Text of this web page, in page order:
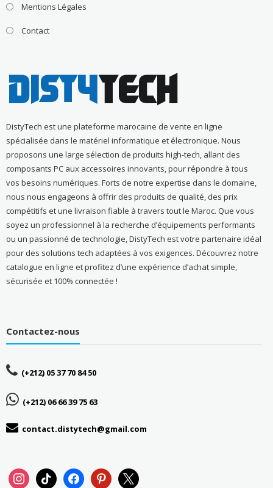
Mentions Légales
Contact
DistyTech est une plateforme marocaine de vente en ligne
spécialisée dans le matériel informatique et électronique. Nous
proposons une large sélection de produits high-tech, allant des
composants PC aux accessoires innovants, pour répondre à tous
vos besoins numériques. Forts de notre expertise dans le domaine,
nous nous engageons à offrir des produits de qualité, des prix
compétitifs et une livraison fiable à travers tout le Maroc. Que vous
soyez un professionnel à la recherche d’équipements performants
ou un passionné de technologie, DistyTech est votre partenaire idéal
pour des solutions tech adaptées à vos exigences. Découvrez notre
catalogue en ligne et profitez d’une expérience d’achat simple,
sécurisée et 100% connectée !
Contactez-nous
(+212) 05 37 70 84 50
(+212) 06 66 39 75 63
contact.distytech@gmail.com
instagramtiktok facebookpinterest
x